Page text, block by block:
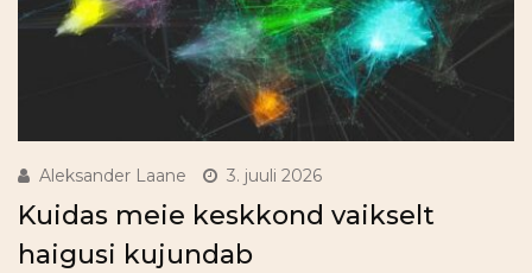
Aleksander Laane 3. juuli 2026
Kuidas meie keskkond vaikselt
haigusi kujundab